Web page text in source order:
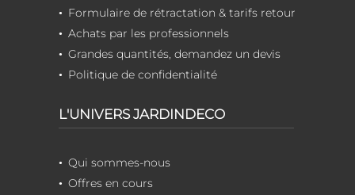
Formulaire de rétractation & tarifs retour
Achats par les professionnels
Grandes quantités, demandez un devis
Politique de confidentialité
L'UNIVERS JARDINDECO
Qui sommes-nous
Offres en cours